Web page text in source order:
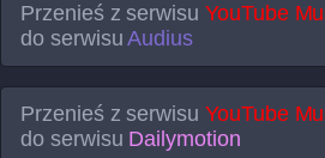
Przenieś z serwisu YouTube
do serwisuAudius
Przenieś z serwisu YouTube
do serwisu Dailymotion